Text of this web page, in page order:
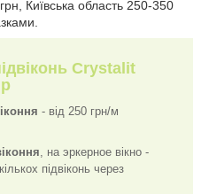
Київська область 250-350
Crystalit
- від 250 грн/м
, на эркерное вікно -
підвіконь через